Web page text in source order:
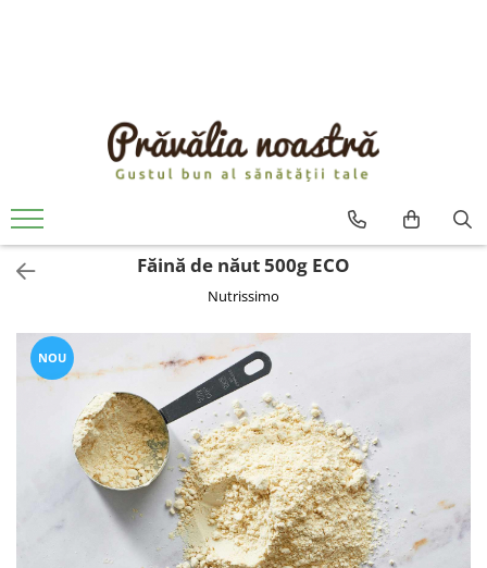
ULEIURI ȘI UNTURI
MĂSLINE
NUCI ȘI SEMINȚE
FRUCTE DESHIDRATATE
ÎNDULCITORI NATURALI / MIERE
OȚETURI ȘI SOSURI
SOSURI
FĂINĂ FĂRĂ GLUTEN
BĂUTURI / LAPTE VEGETAL
OREZ ȘI CEREALE
CREME ȘI PASTE TARTINABILE
CONDIMENTE
Făină de năut 500g ECO
Nutrissimo
NOU